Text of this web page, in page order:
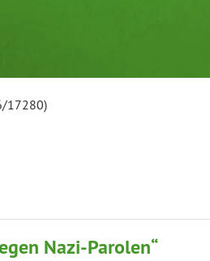
17280)
Nazi-Parolen“